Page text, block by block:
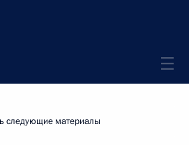
следующие материалы